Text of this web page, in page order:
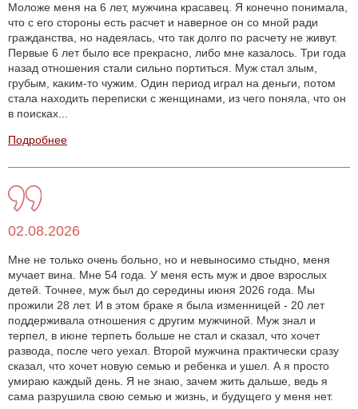
Моложе меня на 6 лет, мужчина красавец. Я конечно понимала,
что с его стороны есть расчет и наверное он со мной ради
гражданства, но надеялась, что так долго по расчету не живут.
Первые 6 лет было все прекрасно, либо мне казалось. Три года
назад отношения стали сильно портиться. Муж стал злым,
грубым, каким-то чужим. Один период играл на деньги, потом
стала находить переписки с женщинами, из чего поняла, что он
в поисках...
Подробнее
02.08.2026
Мне не только очень больно, но и невыносимо стыдно, меня
мучает вина. Мне 54 года. У меня есть муж и двое взрослых
детей. Точнее, муж был до середины июня 2026 года. Мы
прожили 28 лет. И в этом браке я была изменницей - 20 лет
поддерживала отношения с другим мужчиной. Муж знал и
терпел, в июне терпеть больше не стал и сказал, что хочет
развода, после чего уехал. Второй мужчина практически сразу
сказал, что хочет новую семью и ребенка и ушел. А я просто
умираю каждый день. Я не знаю, зачем жить дальше, ведь я
сама разрушила свою семью и жизнь, и будущего у меня нет.